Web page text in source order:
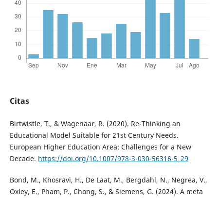
Citas
Birtwistle, T., & Wagenaar, R. (2020). Re-Thinking an
Educational Model Suitable for 21st Century Needs.
European Higher Education Area: Challenges for a New
Decade. https://doi.org/10.1007/978-3-030-56316-5_29
Bond, M., Khosravi, H., De Laat, M., Bergdahl, N., Negrea, V.,
Oxley, E., Pham, P., Chong, S., & Siemens, G. (2024). A meta